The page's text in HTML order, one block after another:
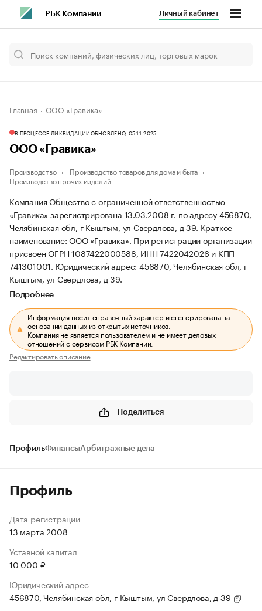
РБК Компании Личный кабинет
Главная ООО «Гравика»
В ПРОЦЕССЕ ЛИКВИДАЦИИОБНОВЛЕНО, 05.11.2025
ООО «Гравика»
Производство
Производство товаров для дома и быта
Производство прочих изделий
Компания Общество с ограниченной ответственностью
«Гравика» зарегистрирована 13.03.2008 г. по адресу 456870,
Челябинская обл, г Кыштым, ул Свердлова, д 39. Краткое
наименование: ООО «Гравика». При регистрации организации
присвоен ОГРН 1087422000588, ИНН 7422042026 и КПП
741301001. Юридический адрес: 456870, Челябинская обл, г
Кыштым, ул Свердлова, д 39.
Подробнее
Информация носит справочный характер и сгенерирована на
основании данных из открытых источников.
Компания не является пользователем и не имеет деловых
отношений с сервисом РБК Компании.
Редактировать описание
Поделиться
ПрофильФинансыАрбитражные дела
Профиль
Дата регистрации
13 марта 2008
Уставной капитал
10 000 ₽
Юридический адрес
456870, Челябинская обл, г Кыштым, ул Свердлова, д 39